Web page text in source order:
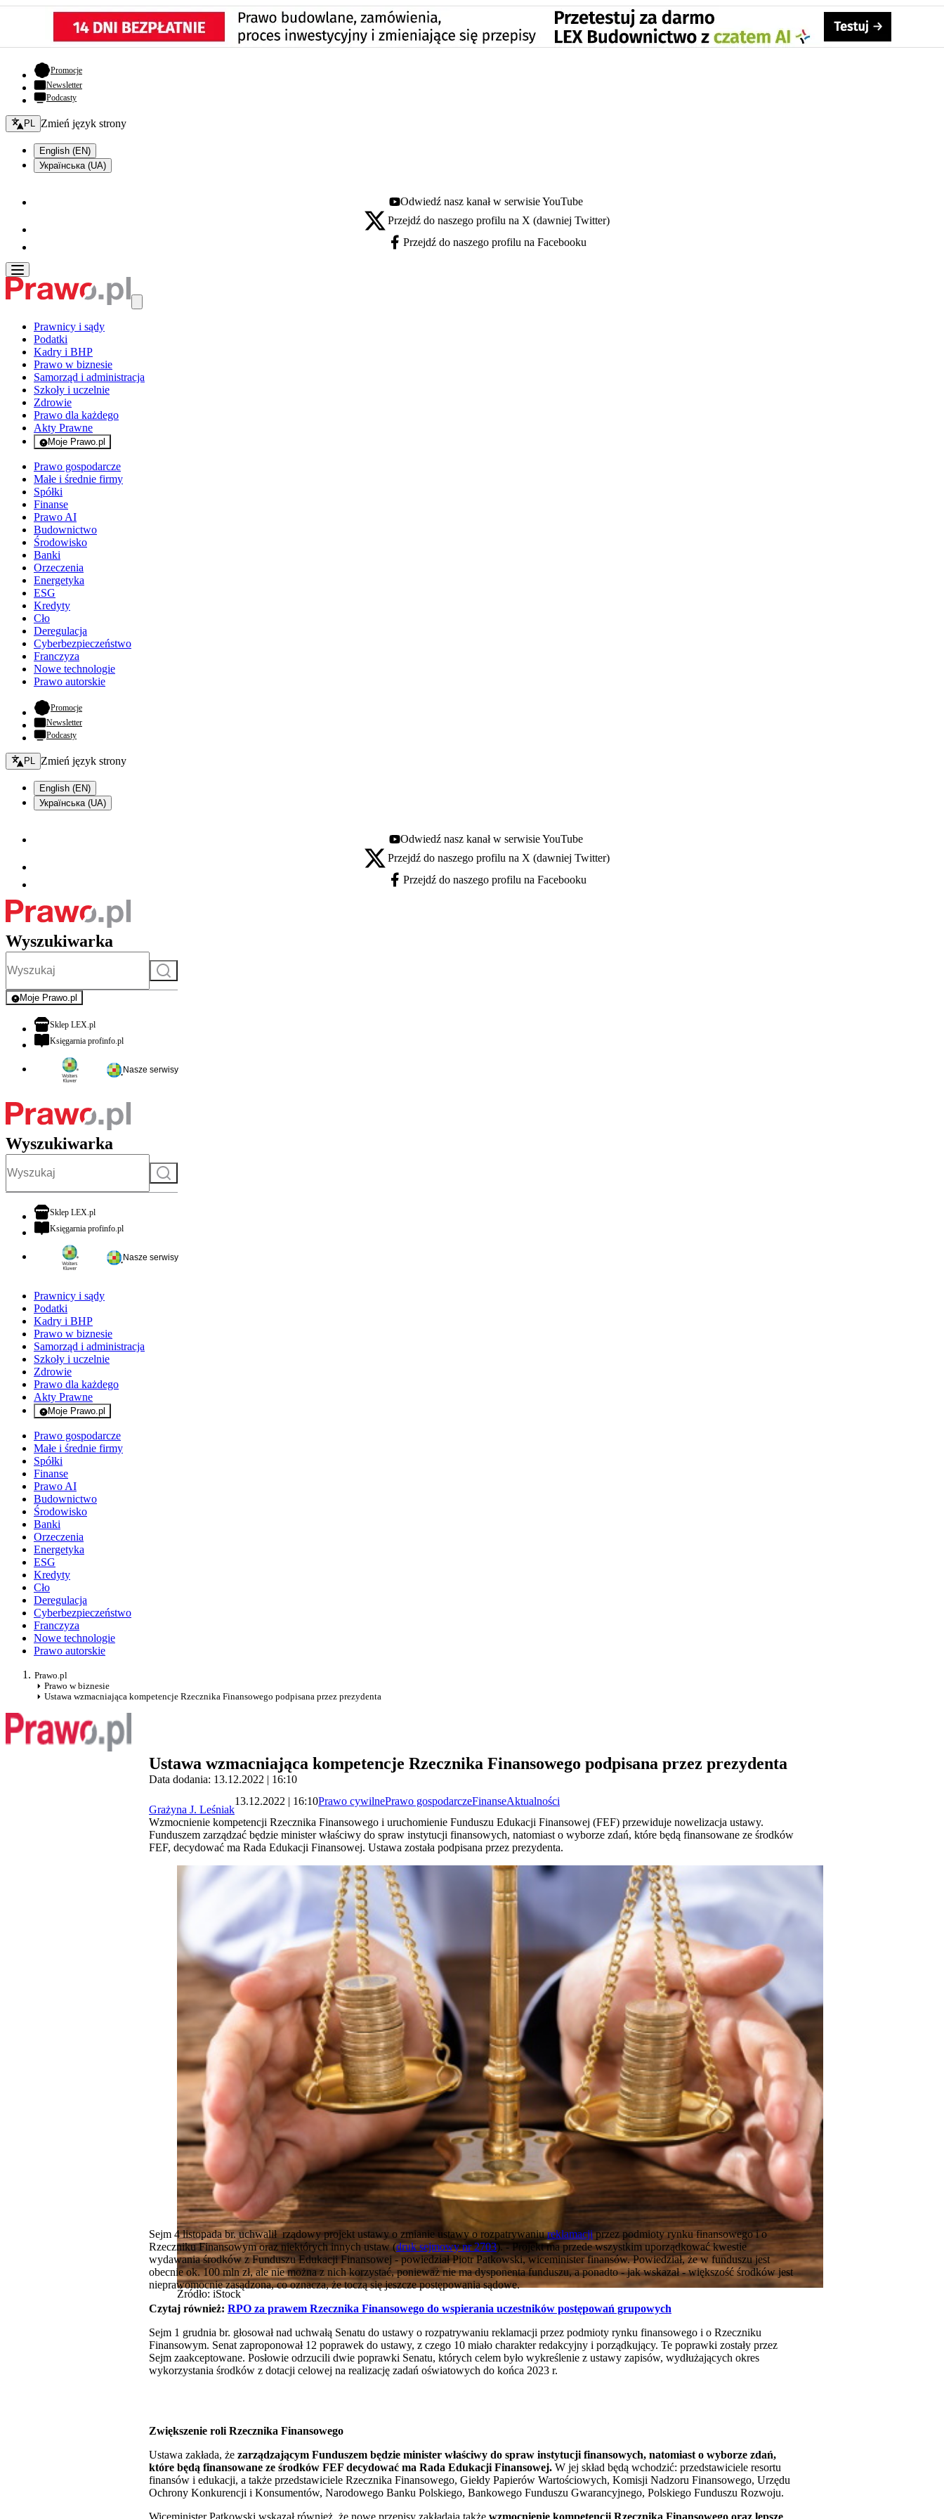
Promocje- otwiera się w nowej karcie
Newsletter
Podcasty
Zmień język - bieżący:
PL Zmień język strony
English (EN)
Українська (UA)
Youtube - otwiera się w nowej karcie
Odwiedź nasz kanał w serwisie YouTube
X - otwiera się w nowej karcie
Przejdź do naszego profilu na X (dawniej Twitter)
Facebook - otwiera się w nowej karcie
Przejdź do naszego profilu na Facebooku
Prawnicy i sądy
Podatki
Kadry i BHP
Prawo w biznesie
Samorząd i administracja
Szkoły i uczelnie
Zdrowie
Prawo dla każdego
Akty Prawne
Moje Prawo.pl
- rejestracja i logowanie do serwisu
Prawo gospodarcze
Małe i średnie firmy
Spółki
Finanse
Prawo AI
Budownictwo
Środowisko
Banki
Orzeczenia
Energetyka
ESG
Kredyty
Cło
Deregulacja
Cyberbezpieczeństwo
Franczyza
Nowe technologie
Prawo autorskie
Promocje- otwiera się w nowej karcie
Newsletter
Podcasty
Zmień język - bieżący:
PL Zmień język strony
English (EN)
Українська (UA)
Youtube - otwiera się w nowej karcie
Odwiedź nasz kanał w serwisie YouTube
X - otwiera się w nowej karcie
Przejdź do naszego profilu na X (dawniej Twitter)
Facebook - otwiera się w nowej karcie
Przejdź do naszego profilu na Facebooku
Wyszukiwarka
Szukaj
Moje Prawo.pl
- rejestracja i logowanie do serwisu
Sklep LEX.plotwiera się w nowej karcie
Księgarnia profinfo.plotwiera się w nowej karcie
Nasze serwisy
Wyszukiwarka
Szukaj
Sklep LEX.plotwiera się w nowej karcie
Księgarnia profinfo.plotwiera się w nowej karcie
Nasze serwisy
Prawnicy i sądy
Podatki
Kadry i BHP
Prawo w biznesie
Samorząd i administracja
Szkoły i uczelnie
Zdrowie
Prawo dla każdego
Akty Prawne
Moje Prawo.pl
- rejestracja i logowanie do serwisu
Prawo gospodarcze
Małe i średnie firmy
Spółki
Finanse
Prawo AI
Budownictwo
Środowisko
Banki
Orzeczenia
Energetyka
ESG
Kredyty
Cło
Deregulacja
Cyberbezpieczeństwo
Franczyza
Nowe technologie
Prawo autorskie
Prawo.pl
Prawo w biznesie
Ustawa wzmacniająca kompetencje Rzecznika Finansowego podpisana przez prezydenta
Ustawa wzmacniająca kompetencje Rzecznika Finansowego podpisana przez prezydenta
Data dodania: 13.12.2022 | 16:10
Grażyna J. Leśniak
13.12.2022 | 16:10Prawo cywilnePrawo gospodarczeFinanseAktualności
Wzmocnienie kompetencji Rzecznika Finansowego i uruchomienie Funduszu Edukacji Finansowej (FEF) przewiduje nowelizacja ustawy.
Funduszem zarządzać będzie minister właściwy do spraw instytucji finansowych, natomiast o wyborze zdań, które będą finansowane ze środków
FEF, decydować ma Rada Edukacji Finansowej. Ustawa została podpisana przez prezydenta.
Źródło: iStock
Sejm 4 listopada br. uchwalił rządowy projekt ustawy o zmianie ustawy o rozpatrywaniureklamacjiprzez podmioty rynku finansowego i o
Rzeczniku Finansowym oraz niektórych innych ustaw (druk sejmowy nr 2703). - Projekt ma przede wszystkim uporządkować kwestie
wydawania środków z Funduszu Edukacji Finansowej - powiedział Piotr Patkowski, wiceminister finansów. Powiedział, że w funduszu jest
obecnie ok. 100 mln zł, ale nie można z nich korzystać, ponieważ nie ma dysponenta funduszu, a ponadto - jak wskazał - większość środków jest
nieprawomocnie zasądzona, co oznacza, że toczą się jeszcze postępowania sądowe.
Czytaj również: RPO za prawem Rzecznika Finansowego do wspierania uczestników postępowań grupowych
Sejm 1 grudnia br. głosował nad uchwałą Senatu do ustawy o rozpatrywaniu reklamacji przez podmioty rynku finansowego i o Rzeczniku
Finansowym. Senat zaproponował 12 poprawek do ustawy, z czego 10 miało charakter redakcyjny i porządkujący. Te poprawki zostały przez
Sejm zaakceptowane. Posłowie odrzucili dwie poprawki Senatu, których celem było wykreślenie z ustawy zapisów, wydłużających okres
wykorzystania środków z dotacji celowej na realizację zadań oświatowych do końca 2023 r.
Zwiększenie roli Rzecznika Finansowego
Ustawa zakłada, że zarządzającym Funduszem będzie minister właściwy do spraw instytucji finansowych, natomiast o wyborze zdań,
które będą finansowane ze środków FEF decydować ma Rada Edukacji Finansowej. W jej skład będą wchodzić: przedstawiciele resortu
finansów i edukacji, a także przedstawiciele Rzecznika Finansowego, Giełdy Papierów Wartościowych, Komisji Nadzoru Finansowego, Urzędu
Ochrony Konkurencji i Konsumentów, Narodowego Banku Polskiego, Bankowego Funduszu Gwarancyjnego, Polskiego Funduszu Rozwoju.